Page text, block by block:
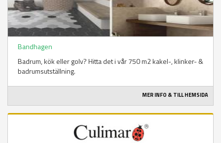
Bandhagen
Badrum, kök eller golv? Hitta det i vår 750 m2 kakel-, klinker- &
badrumsutställning.
MER INFO & TILL HEMSIDA